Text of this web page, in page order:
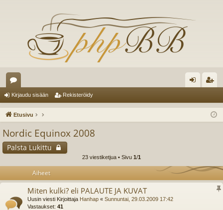
es
ku
ua
ee
t
au
än
ist
Kirjaudu sisään Rekisteröidy
Etusivu
Nordic Equinox 2008
Palsta Lukittu
23 viestiketjua • Sivu 1/1
Aiheet
Miten kulki? eli PALAUTE JA KUVAT
Uusin viesti Kirjoittaja Hanhap « Sunnuntai, 29.03.2009 17:42
Vastaukset: 41